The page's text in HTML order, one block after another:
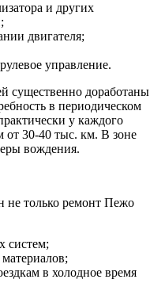
и других
двигателя;
управление.
существенно доработаны
в периодическом
у каждого
от 30-40 тыс. км. В зоне
вождения.
не только ремонт Пежо
систем;
в холодное время